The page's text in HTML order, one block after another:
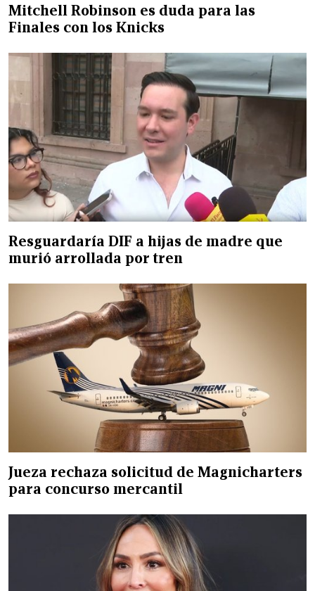
Mitchell Robinson es duda para las
Finales con los Knicks
Resguardaría DIF a hijas de madre que
murió arrollada por tren
Jueza rechaza solicitud de Magnicharters
para concurso mercantil